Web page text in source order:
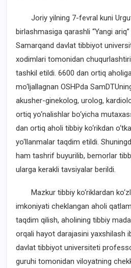
Joriy yilning 7-fevral kuni
birlashmasiga qarashli “Yangi
Samarqand davlat tibbiyot
xodimlari tomonidan
tashkil etildi. 6600 dan ortiq
mo‘ljallagnan OSHPda
akusher-ginekolog, urolog,
ortiq yo‘nalishlar bo‘yicha
dan ortiq aholi tibbiy ko‘rikdan
yo‘llanmalar taqdim etildi.
ham tashrif buyurilib, bemorlar
ularga kerakli tavsiyalar berildi.
Mazkur tibbiy ko‘riklardan
imkoniyati cheklangan aholi
taqdim qilish, aholining tibbiy
orqali hayot darajasini yaxshilash
davlat tibbiyot universiteti
guruhi tomonidan viloyatning